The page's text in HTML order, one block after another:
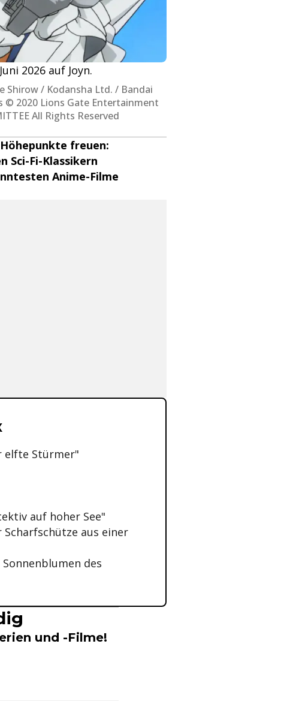
2026 auf Joyn.
Shirow / Kodansha Ltd. / Bandai
© 2020 Lions Gate Entertainment
All Rights Reserved
freuen:
Sci-Fi-Klassikern
Anime-Filme
elfte Stürmer"
auf hoher See"
Scharfschütze aus einer
Sonnenblumen des
und -Filme!